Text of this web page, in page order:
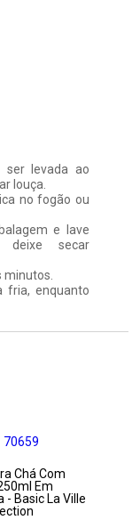
ser levada ao
louça.
no fogão ou
e lave
secar
fria, enquanto
Chá Com
Em
- Basic La Ville